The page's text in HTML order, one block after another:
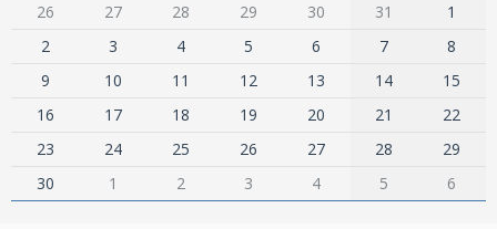
26
27 28 29 30 31
1
2
3 4 5 6 7
8
9
10 11 12 13 14
15
16
17 18 19 20 21
22
23
24 25 26 27 28
29
30
1 2 3 4 5 6